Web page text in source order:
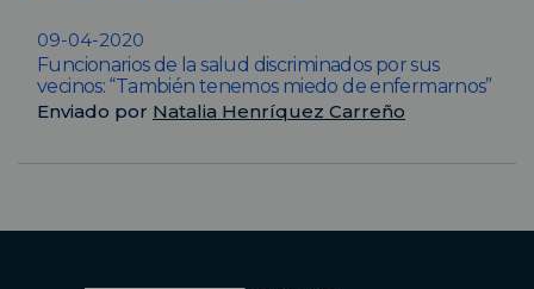
09-04-2020
Funcionarios de la salud discriminados por sus
vecinos: “También tenemos miedo de enfermarnos”
Enviado por Natalia Henríquez Carreño